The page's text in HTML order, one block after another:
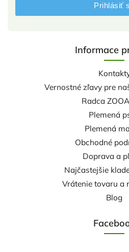
Informace
Vernostné zľavy pre
Radca
Plemená
Plemená
Obchodné
Doprava a
Najčastejšie
Vrátenie tovaru a
Blog
Prihlásiť